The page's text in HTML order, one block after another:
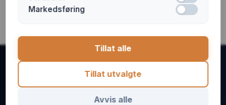
Markedsføring
Tillat alle
Tillat utvalgte
Avvis alle